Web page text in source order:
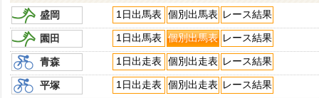
盛岡 1日出馬表 個別出馬表 レース結果
園田 1日出馬表 個別出馬表 レース結果
青森 1日出走表 個別出走表 レース結果
平塚 1日出走表 個別出走表 レース結果